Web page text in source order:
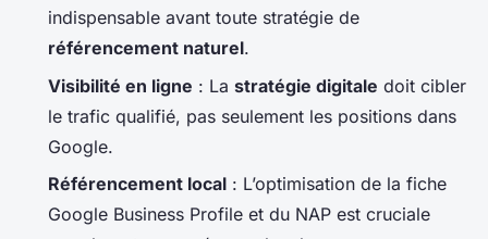
indispensable avant toute stratégie de
référencement naturel.
Visibilité en ligne : La stratégie digitale doit cibler
le trafic qualifié, pas seulement les positions dans
Google.
Référencement local : L’optimisation de la fiche
Google Business Profile et du NAP est cruciale